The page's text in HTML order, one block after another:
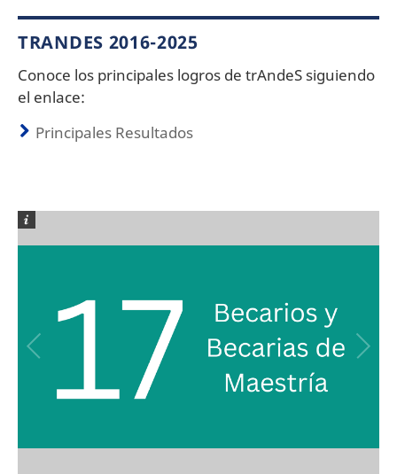
TRANDES 2016-2025
Conoce los principales logros de trAndeS siguiendo
el enlace:
Principales Resultados